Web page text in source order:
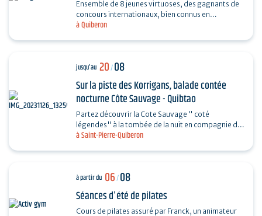
à Quiberon
Ensemble de 8 jeunes virtuoses, des gagnants de
concours internationaux, bien connus en
Allemagne grâce à leur professionnalisme et à la
à Saint-Pierre-Quiberon
jusqu'au 20/08
Sur la piste des Korrigans, balade contée
nocturne Côte Sauvage - Quibtao
Partez découvrir la Cote Sauvage " coté
légendes" à la tombée de la nuit en compagnie de
Charlotte et laissez-vous rêver au fil de vos pas et
à partir du 06/08
Séances d'été de pilates
Cours de pilates assuré par Franck, un animateur